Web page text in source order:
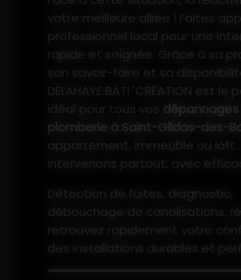
votre meilleure alliée ! Faites
professionnel local pour une
rapide et soignée. Grâce à sa
son savoir-faire et sa
DELAHAYE BATI 'CRÉATION est
idéal pour tous vos
plomberie à Saint-Gildas-des-
appartement, immeuble ou
intervenons partout, avec
Détection de fuites, diagnostic,
débouchage de canalisations,
retrouvez rapidement votre
des installations durables et